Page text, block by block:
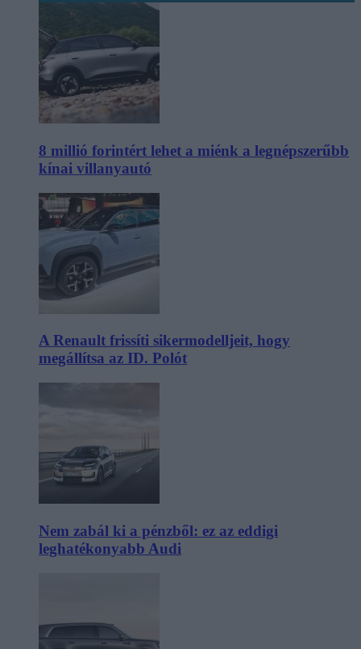
8 millió forintért lehet a miénk a legnépszerűbb
kínai villanyautó
A Renault frissíti sikermodelljeit, hogy
megállítsa az ID. Polót
Nem zabál ki a pénzből: ez az eddigi
leghatékonyabb Audi